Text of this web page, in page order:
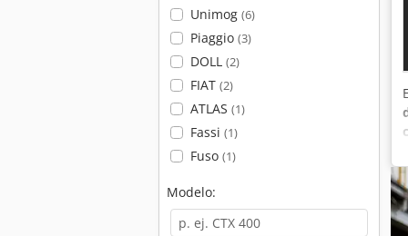
Unimog (6)
Piaggio (3)
DOLL (2)
FIAT (2)
ATLAS (1)
Fassi (1)
Fuso (1)
Modelo: